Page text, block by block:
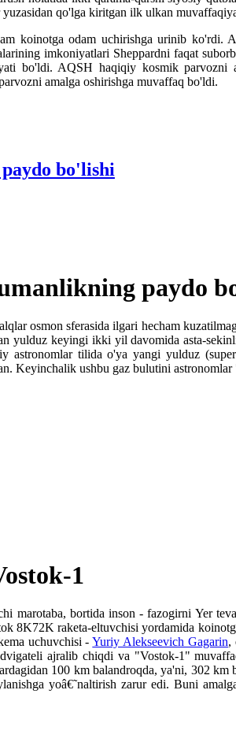
qo'lga kiritgan ilk ulkan
koinotga odam uchirishga urinib
imkoniyatlari Sheppardni faqat
bo'ldi. AQSH haqiqiy kosmik
amalga oshirishga muvaffaq bo'ldi.
bo'lishi
paydo
osmon sferasida ilgari hecham
keyingi ikki yil davomida asta-
tilida o'ya yangi yulduz
Keyinchalik ushbu gaz bulutini
1
marotaba, bortida inson - fazogirni Yer
8K72K raketa-eltuvchisi yordamida
uchuvchisi -Yuriy Alekseevich Gagarin,
ajralib chiqdi va "Vostok-1"
100 km balandroqda, ya'ni, 302
yoâ€˜naltirish zarur edi. Buni